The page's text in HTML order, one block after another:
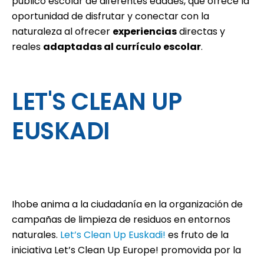
oportunidad de disfrutar y conectar con la
naturaleza al ofrecer experienciasdirectas y
reales adaptadas al currículo escolar.
LET'S CLEAN UP
EUSKADI
Ihobe anima a la ciudadanía en la organización de
campañas de limpieza de residuos en entornos
naturales. Let’s Clean Up Euskadi! es fruto de la
iniciativa Let’s Clean Up Europe! promovida por la